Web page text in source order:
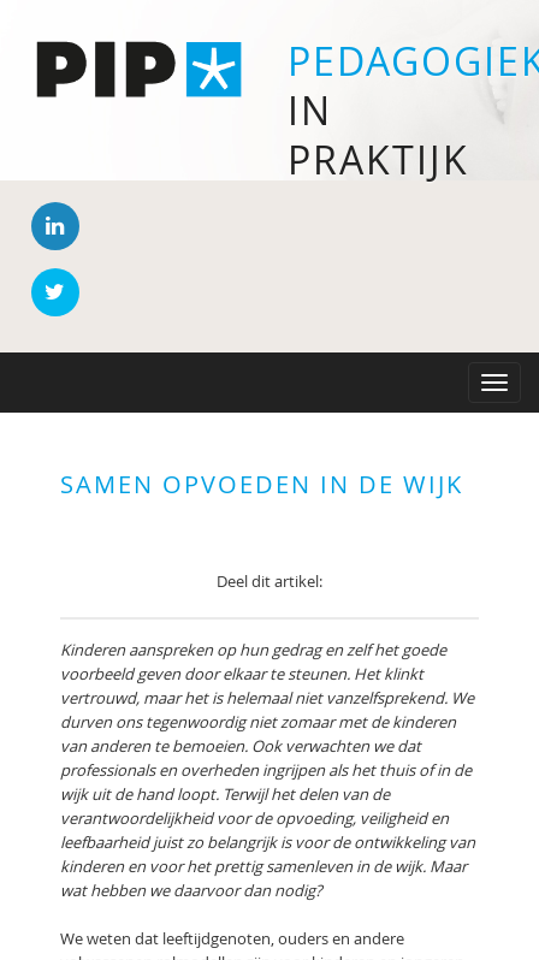
IN
PRAKTIJK
Toggle
SAMEN OPVOEDEN IN DE WIJK
Deel dit artikel:
Kinderen aanspreken op hun gedrag en zelf het goede
voorbeeld geven door elkaar te steunen. Het klinkt
vertrouwd, maar het is helemaal niet vanzelfsprekend. We
durven ons tegenwoordig niet zomaar met de kinderen
van anderen te bemoeien. Ook verwachten we dat
professionals en overheden ingrijpen als het thuis of in de
wijk uit de hand loopt. Terwijl het delen van de
verantwoordelijkheid voor de opvoeding, veiligheid en
leefbaarheid juist zo belangrijk is voor de ontwikkeling van
kinderen en voor het prettig samenleven in de wijk. Maar
wat hebben we daarvoor dan nodig?
We weten dat leeftijdgenoten, ouders en andere